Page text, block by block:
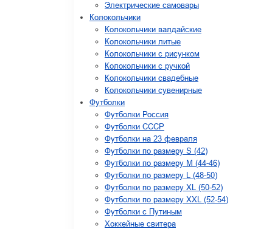
Электрические самовары
Колокольчики
Колокольчики валдайские
Колокольчики литые
Колокольчики с рисунком
Колокольчики с ручкой
Колокольчики свадебные
Колокольчики сувенирные
Футболки
Футболки Россия
Футболки СССР
Футболки на 23 февраля
Футболки по размеру S (42)
Футболки по размеру М (44-46)
Футболки по размеру L (48-50)
Футболки по размеру XL (50-52)
Футболки по размеру XXL (52-54)
Футболки с Путиным
Хоккейные свитера